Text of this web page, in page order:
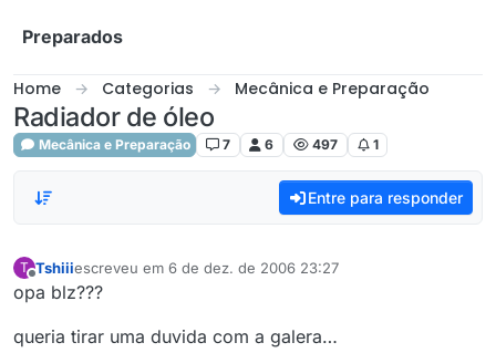
Preparados
Home Categorias Mecânica e Preparação
Radiador de óleo
Mecânica e Preparação 7 6 497 1
Entre para responder
T
Offline
Tshiiiescreveu em 6 de dez. de 2006 23:27
última edição por
opa blz???
queria tirar uma duvida com a galera…